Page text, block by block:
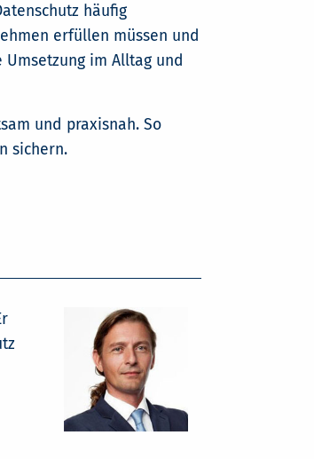
häufig
erfüllen müssen und
im Alltag und
und praxisnah. So
sichern.